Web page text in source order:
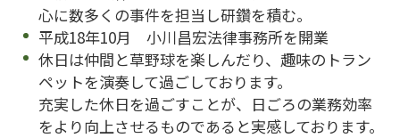
心に数多くの事件を担当し研鑽を積む。
平成18年10月 小川昌宏法律事務所を開業
休日は仲間と草野球を楽しんだり、趣味のトラン
ペットを演奏して過ごしております。
充実した休日を過ごすことが、日ごろの業務効率
をより向上させるものであると実感しております。